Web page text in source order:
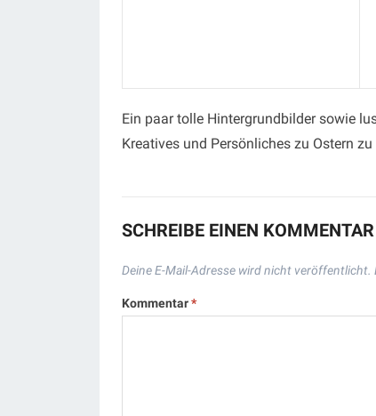
Ein paar tolle Hintergrundbilder sowie
Kreatives und Persönliches zu Ostern
SCHREIBE EINEN KOMMENTAR
Deine E-Mail-Adresse wird nicht veröffentlicht.
Kommentar*